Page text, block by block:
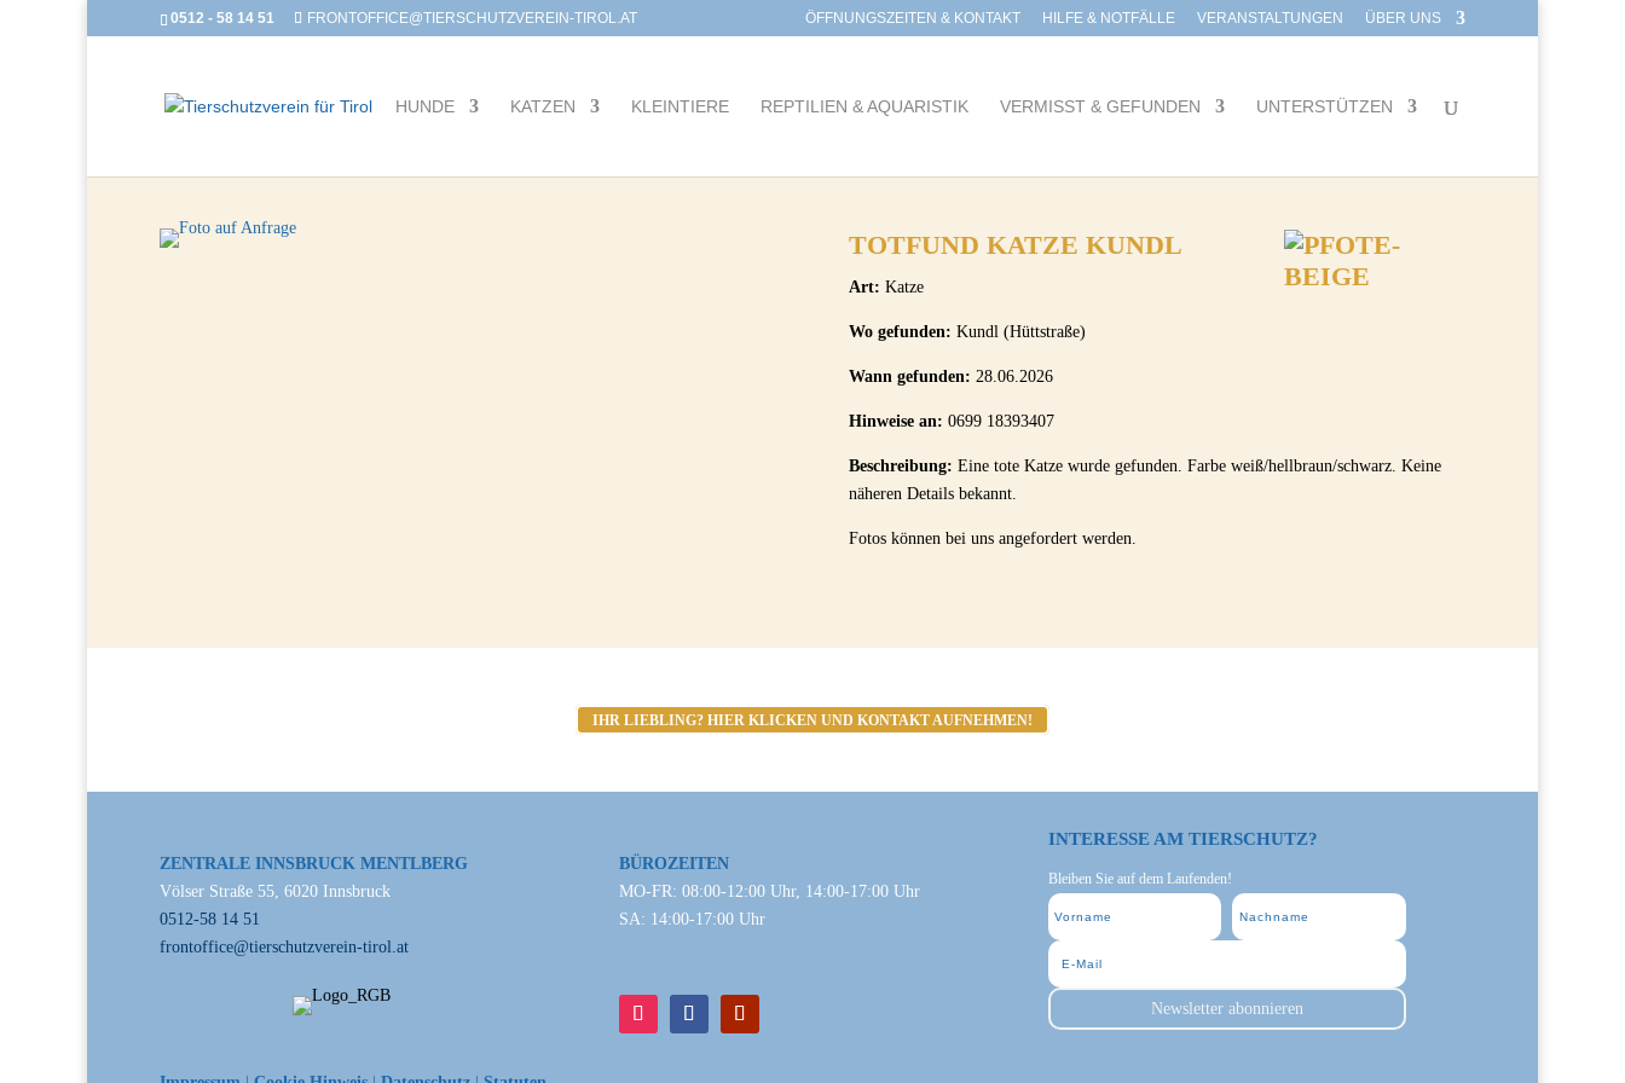
0512 - 58 14 51 FRONTOFFICE@TIERSCHUTZVEREIN-TIROL.AT ÖFFNUNGSZEITEN & KONTAKT HILFE & NOTFÄLLE VERANSTALTUNGEN ÜBER UNS
HUNDE KATZEN KLEINTIERE REPTILIEN & AQUARISTIK VERMISST & GEFUNDEN UNTERSTÜTZEN
TOTFUND KATZE KUNDL
Art: Katze
Wo gefunden: Kundl (Hüttstraße)
Wann gefunden: 28.06.2026
Hinweise an: 0699 18393407
Beschreibung: Eine tote Katze wurde gefunden. Farbe weiß/hellbraun/schwarz. Keine
näheren Details bekannt.
Fotos können bei uns angefordert werden.
IHR LIEBLING? HIER KLICKEN UND KONTAKT AUFNEHMEN!
ZENTRALE INNSBRUCK MENTLBERG
Völser Straße 55, 6020 Innsbruck
0512-58 14 51
frontoffice@tierschutzverein-tirol.at
BÜROZEITEN
MO-FR: 08:00-12:00 Uhr, 14:00-17:00 Uhr
SA: 14:00-17:00 Uhr
INTERESSE AM TIERSCHUTZ?
Bleiben Sie auf dem Laufenden!
Newsletter abonnieren